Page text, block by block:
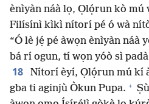
ènìyàn náà lọ, Ọlọ́run kò mú
Filísínì kìkì nítorí pé ó wà
“Ó lè jẹ́ pé àwọn ènìyàn náà
bá rí ogun, tí wọn yóò sì
18
Nítorí èyí, Ọlọ́run mú kí
gba ti aginjù Òkun Pupa. +